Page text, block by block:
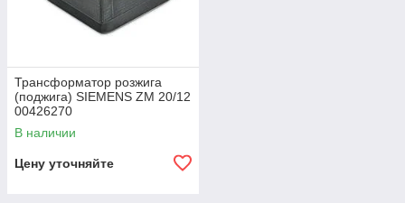
Трансформатор розжига
(поджига) SIEMENS ZM 20/12
00426270
В наличии
Цену уточняйте